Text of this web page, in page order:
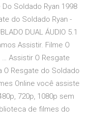
Soldado Ryan 1998
do Soldado Ryan -
DUAL ÁUDIO 5.1
Assistir. Filme O
… Assistir O Resgate
O Resgate do Soldado
Online você assiste
720p, 1080p sem
de filmes do